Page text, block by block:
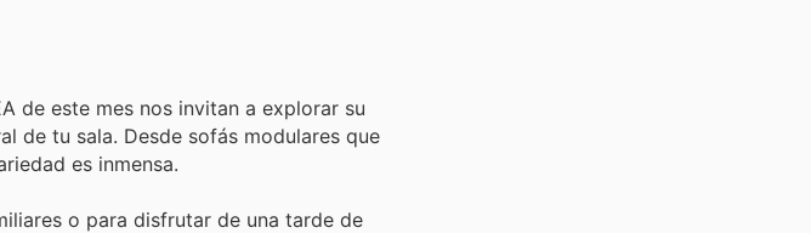
de este mes nos invitan a explorar su
de tu sala. Desde sofás modulares que
es inmensa.
o para disfrutar de una tarde de